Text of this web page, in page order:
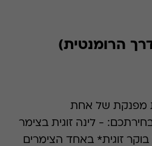
מפנקת של אחת
מהאפשרויות הבאות לבחירתכם: - לינה זוגית בצימר
זוגית* באחד הצימרים